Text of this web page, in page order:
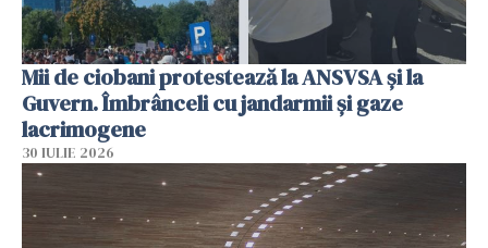
Mii de ciobani protestează la ANSVSA și la
Guvern. Îmbrânceli cu jandarmii și gaze
lacrimogene
30 IULIE 2026